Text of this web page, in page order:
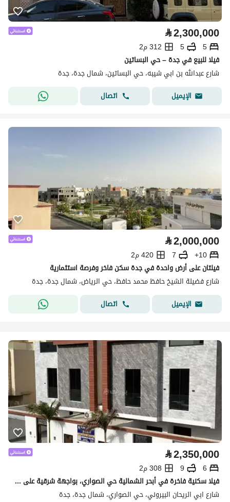
⃁2,300,000
5
5
312 م2
فيلا للبيع في جدة – حي البساتين
شارع عبدالله بن ابي شيبه، حي البساتين، شمال جدة، جدة
الإيميل
اتصال
⃁2,000,000
10+
7
420 م2
فيلتان على أرض واحدة في جدة سكن فاخر وفرصة استثمارية
شارع فضيلة الشيخ حافظ محمد حافظ، حي الرياض، شمال جدة، جدة
الإيميل
اتصال
⃁2,350,000
6
9
308 م2
فيلا سكنية فاخرة في أبحر الشمالية حي الصواري، بواجهة شرقية على شارع 30 متر،
شارع ابي الريحان البيروني، حي الصواري، شمال جدة، جدة